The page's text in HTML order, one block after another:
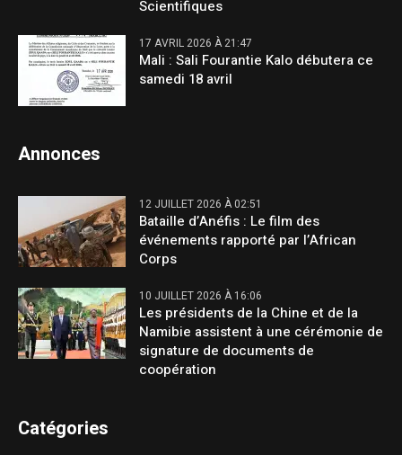
Scientifiques
17 AVRIL 2026 À 21:47
Mali : Sali Fourantie Kalo débutera ce
samedi 18 avril
Annonces
12 JUILLET 2026 À 02:51
Bataille d’Anéfis : Le film des
événements rapporté par l’African
Corps
10 JUILLET 2026 À 16:06
Les présidents de la Chine et de la
Namibie assistent à une cérémonie de
signature de documents de
coopération
Catégories